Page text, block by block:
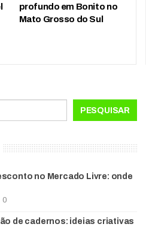
profundo em Bonito no
Mato Grosso do Sul
PESQUISAR
no Mercado Livre: onde
0
de cadernos: ideias criativas